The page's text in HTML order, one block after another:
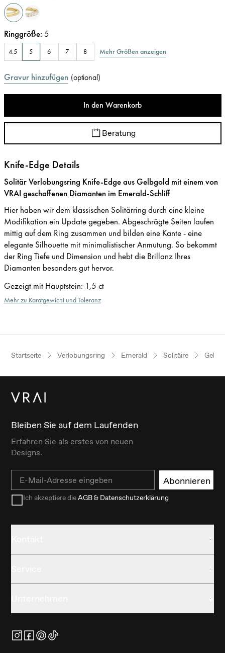
Ringgröße: 5
4.5 5 6 7 8 Mehr Größen anzeigen
Gravur hinzufügen (optional)
In den Warenkorb
Beratung
Knife-Edge Details
Solitär Verlobungsring Knife-Edge aus Gelbgold mit einem von
VRAI geschaffenen Diamanten im Emerald-Schliff
Hier haben wir dem klassischen Solitärring durch eine kleine
Modifikation ein Update gegeben. Abgeschrägte Seiten laufen
mittig auf dem Ring zusammen und bilden eine Kante - eine
elegante Silhouette mit minimalistischer Anmutung. So bekommt
der Ring Tiefe und Dimension und hebt die Brillanz Ihres
Diamanten besonders gut hervor.
Gezeigt mit Hauptstein: 1,5 ct
Mehr zu Karatgewicht und Toleranz
Startseite Verlobungsring Emerald Solitäire
Bleiben Sie auf dem Laufenden
Erfahren Sie als erstes von neuen
Designs.
Email Abonnieren
Ich akzeptiere dieAGB & Datenschutzerklärung